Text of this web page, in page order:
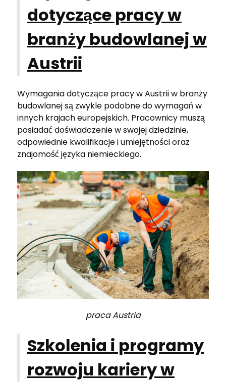
dotyczące pracy w
branży budowlanej w
Austrii
Wymagania dotyczące pracy w Austrii w branży
budowlanej są zwykle podobne do wymagań w
innych krajach europejskich. Pracownicy muszą
posiadać doświadczenie w swojej dziedzinie,
odpowiednie kwalifikacje i umiejętności oraz
znajomość języka niemieckiego.
praca Austria
Szkolenia i programy
rozwoju kariery w